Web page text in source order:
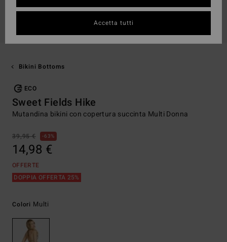
Bikini Bottoms
ECO
Sweet Fields Hike
Mutandina bikini con copertura succinta Multi Donna
39,95 € 63%
14,98 €
OFFERTE
DOPPIA OFFERTA 25%
Colori Multi
Accetta tutti